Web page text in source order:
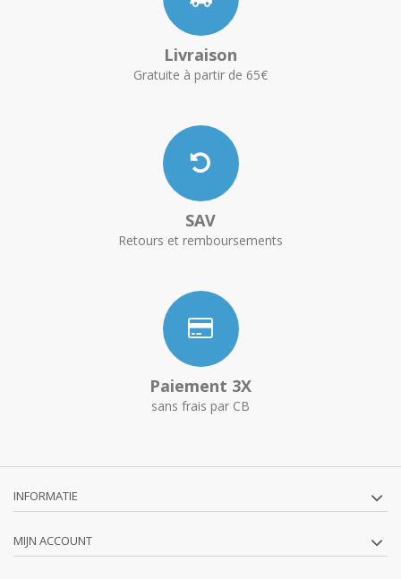
Livraison
Gratuite à partir de 65€
SAV
Retours et remboursements
Paiement 3X
sans frais par CB
INFORMATIE
MIJN ACCOUNT